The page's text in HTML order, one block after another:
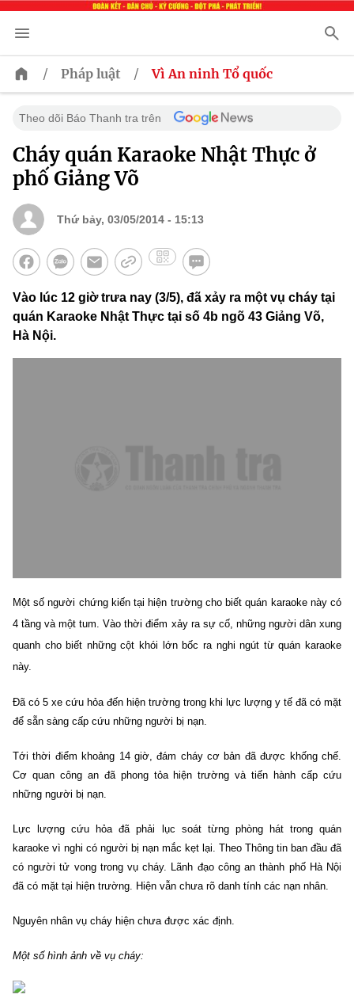
/ Pháp luật / Vì An ninh Tổ quốc
Theo dõi Báo Thanh tra trên
Cháy quán Karaoke Nhật Thực ở
phố Giảng Võ
Thứ bảy, 03/05/2014 - 15:13
Vào lúc 12 giờ trưa nay (3/5), đã xảy ra một vụ cháy tại
quán Karaoke Nhật Thực tại số 4b ngõ 43 Giảng Võ,
Hà Nội.
Một số người chứng kiến tại hiện trường cho biết quán karaoke này có
4 tầng và một tum. Vào thời điểm xảy ra sự cố, những người dân xung
quanh cho biết những cột khói lớn bốc ra nghi ngút từ quán karaoke
này.
Đã có 5 xe cứu hỏa đến hiện trường trong khi lực lượng y tế đã có mặt
để sẵn sàng cấp cứu những người bị nạn.
Tới thời điểm khoảng 14 giờ, đám cháy cơ bản đã được khống chế.
Cơ quan công an đã phong tỏa hiện trường và tiến hành cấp cứu
những người bị nạn.
Lực lượng cứu hỏa đã phải lục soát từng phòng hát trong quán
karaoke vì nghi có người bị nạn mắc kẹt lại. Theo Thông tin ban đầu đã
có người tử vong trong vụ cháy. Lãnh đạo công an thành phố Hà Nội
đã có mặt tại hiện trường. Hiện vẫn chưa rõ danh tính các nạn nhân.
Nguyên nhân vụ cháy hiện chưa được xác định.
Một số hình ảnh về vụ cháy: